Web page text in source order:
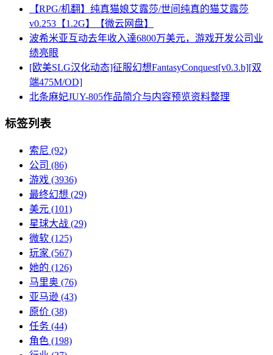
【RPG/机翻】纯真猫娘艾露莎/世间纯真的猫艾露莎
v0.253【1.2G】【微云网盘】
波希米亚互动去年收入達6800万美元，游戏开发公司业
绩亮眼
[欧美SLG汉化动态]征服幻想FantasyConquest[v0.3.b][双
端475M/OD]
北条麻妃JUY-805作品简介与内容预览资料整理
标签列表
索尼 (92)
公司 (86)
游戏 (3936)
最终幻想 (29)
美元 (101)
星球大战 (29)
微软 (125)
玩家 (567)
她的 (126)
马里奥 (76)
亚马逊 (43)
原价 (38)
任务 (44)
角色 (198)